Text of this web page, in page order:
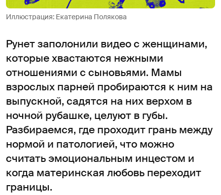
Иллюстрация: Екатерина Полякова
Рунет заполонили видео с женщинами,
которые хвастаются нежными
отношениями с сыновьями. Мамы
взрослых парней пробираются к ним на
выпускной, садятся на них верхом в
ночной рубашке, целуют в губы.
Разбираемся, где проходит грань между
нормой и патологией, что можно
считать эмоциональным инцестом и
когда материнская любовь переходит
границы.